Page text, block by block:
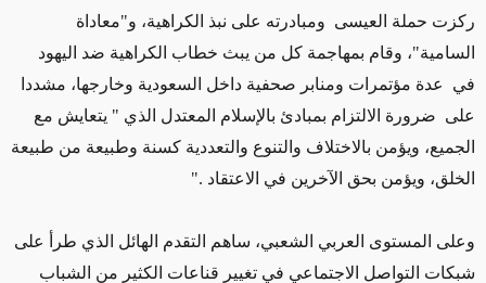
ركزت حملة العيسى ومبادرته على نبذ الكراهية، و"معاداة
السامية"، وقام بمهاجمة كل من يبث خطاب الكراهية ضد اليهود
في عدة مؤتمرات ومنابر صحفية داخل السعودية وخارجها، مشددا
على ضرورة الالتزام بمبادئ بالإسلام المعتدل الذي " يتعايش مع
الجميع، ويؤمن بالاختلاف والتنوع والتعددية كسنة وطبيعة من طبيعة
الخلق، ويؤمن بحق الآخرين في الاعتقاد ."
وعلى المستوى العربي الشعبي، ساهم التقدم الهائل الذي طرأ على
شبكات التواصل الاجتماعي في تغيير قناعات الكثير من الشباب